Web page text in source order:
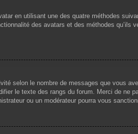
en utilisant une des quatre méthodes
des avatars et des méthodes
selon le nombre de messages que vous
le texte des rangs du forum. Merci de ne
ou un modérateur pourra vous